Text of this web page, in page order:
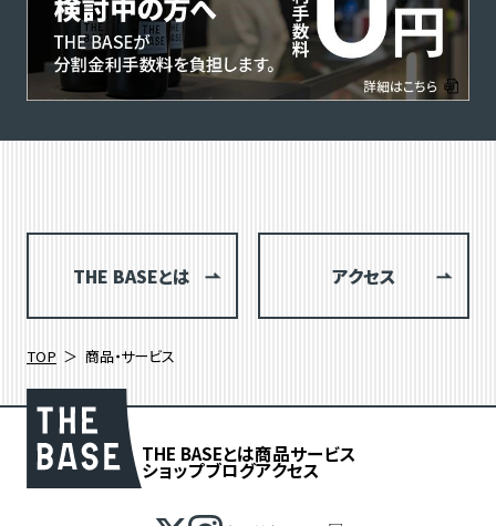
THE BASEとは アクセス
TOP 商品・サービス
THE BASEとは商品サービス
ショップブログアクセス